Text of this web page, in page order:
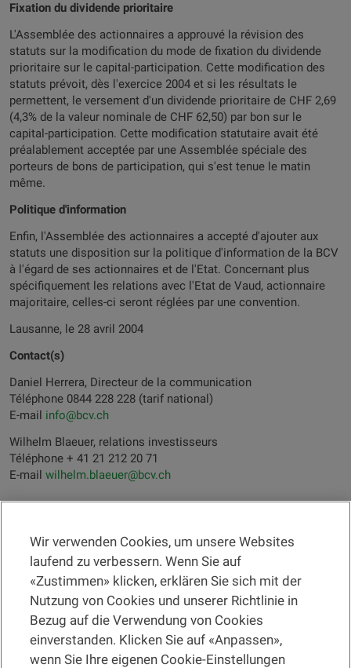
Fixation du dividende prioritaire
L'Assemblée des actionnaires a approuvé la révision des
statuts sur la modification du mode de fixation du dividende
prioritaire sur le capital-participation. Cette modification des
statuts prévoit, dès l'exercice 2004 et si les résultats le
permettent, le versement d'un dividende prioritaire de CHF 2,69
(4,3% de la valeur nominale de CHF 62,50) par bon sur le
capital-participation. Cette modification statutaire avait été
préalablement acceptée par une Assemblée spéciale des
porteurs de bons de participation, qui s'est tenue le matin
même.
Politique d'information
Enfin, l'Assemblée des actionnaires a accepté d'ajouter aux
statuts une disposition sur la politique d'information de la BCV
à l'égard de ses actionnaires et de l'Etat. Concernant plus
spécifiquement les relations avec l'Etat de Vaud, actionnaire
majoritaire, celles-ci seront réglées par une convention.
Lausanne, le 28 avril 2004
Contact(s)
Daniel Herrera, Directeur de la communication
Téléphone 0844 228 228 (tarif national)
E-mail info@bcv.ch
Wilhelm Blaeuer, relations investisseurs
Téléphone + 41 21 212 20 71
E-mail wilhelm.blaeuer@bcv.ch
RECHTSINFORMATION
Eine Filiale suchen
Hilfe und Kontakt
Wir verwenden Cookies, um unsere Websites
laufend zu verbessern. Wenn Sie auf
«Zustimmen» klicken, erklären Sie sich mit der
Nutzung von Cookies und unserer Richtlinie in
Bezug auf die Verwendung von Cookies
einverstanden. Klicken Sie auf «Anpassen»,
wenn Sie Ihre eigenen Cookie-Einstellungen